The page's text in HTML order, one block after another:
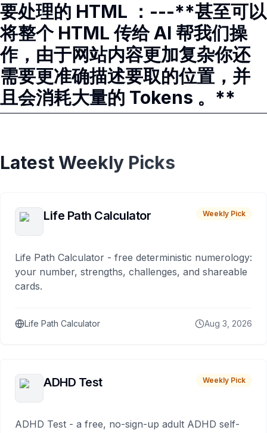
要处理的 HTML ：---**甚至可以
将整个 HTML 传给 AI 帮我们操
作，由于网站内容更加复杂你还
需要更准确描述要取的位置，并
且会消耗大量的 Tokens 。**
Latest Weekly Picks
Life Path Calculator Weekly Pick
Life Path Calculator - free deterministic numerology:
your number, strengths, challenges, and shareable
cards.
Life Path Calculator Aug 3, 2026
ADHD Test Weekly Pick
ADHD Test - a free, no-sign-up adult ADHD self-